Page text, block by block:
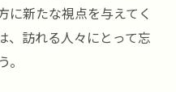
に新たな視点を与えてく
、訪れる人々にとって忘